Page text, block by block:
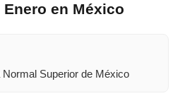
en México
Superior de México